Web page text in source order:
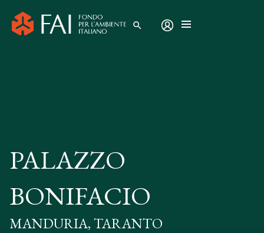
search
PALAZZO
BONIFACIO
MANDURIA, TARANTO